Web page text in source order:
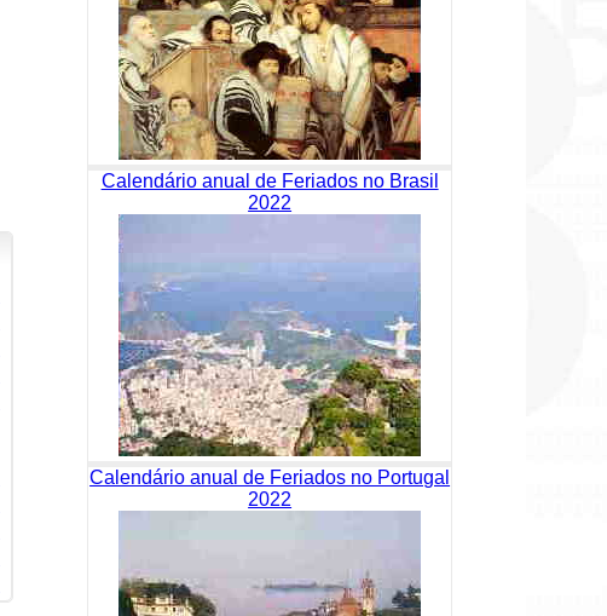
Calendário anual de Feriados no Brasil
2022
Calendário anual de Feriados no Portugal
2022